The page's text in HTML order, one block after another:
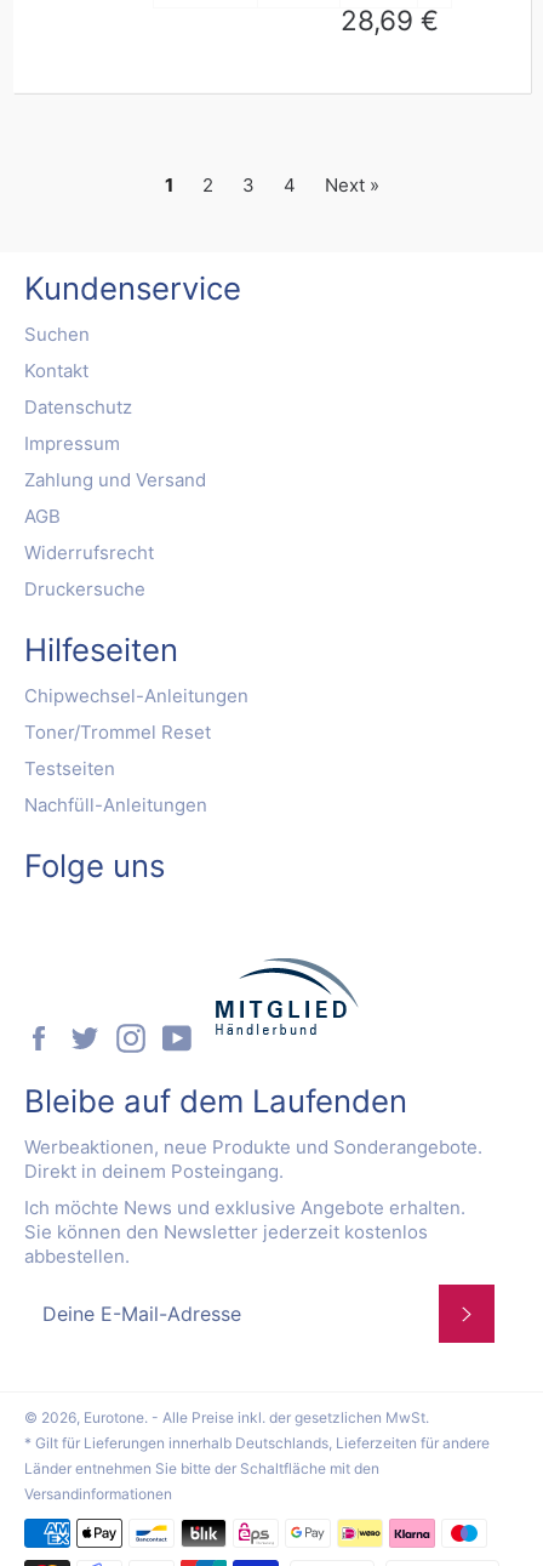
Normaler
Preis
28,69 €
1 2 3 4 Next »
Kundenservice
Suchen
Kontakt
Datenschutz
Impressum
Zahlung und Versand
AGB
Widerrufsrecht
Druckersuche
Hilfeseiten
Chipwechsel-Anleitungen
Toner/Trommel Reset
Testseiten
Nachfüll-Anleitungen
Folge uns
FacebookTwitterInstagramYouTube
Bleibe auf dem Laufenden
Werbeaktionen, neue Produkte und Sonderangebote.
Direkt in deinem Posteingang.
Ich möchte News und exklusive Angebote erhalten.
Sie können den Newsletter jederzeit kostenlos
abbestellen.
© 2026, Eurotone. - Alle Preise inkl. der gesetzlichen MwSt.
* Gilt für Lieferungen innerhalb Deutschlands, Lieferzeiten für andere
Länder entnehmen Sie bitte der Schaltfläche mit den
Versandinformationen
Zahlungsmethoden